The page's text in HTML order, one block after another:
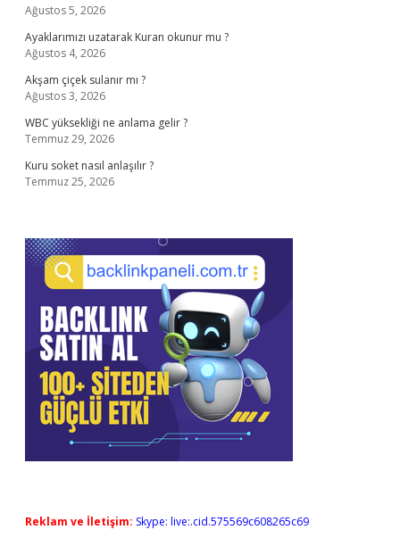
Ağustos 5, 2026
Ayaklarımızı uzatarak Kuran okunur mu ?
Ağustos 4, 2026
Akşam çiçek sulanır mı ?
Ağustos 3, 2026
WBC yüksekliği ne anlama gelir ?
Temmuz 29, 2026
Kuru soket nasıl anlaşılır ?
Temmuz 25, 2026
Reklam ve İletişim: Skype: live:.cid.575569c608265c69